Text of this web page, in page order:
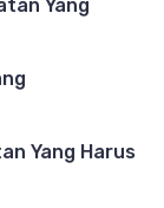
Yang
Yang Harus